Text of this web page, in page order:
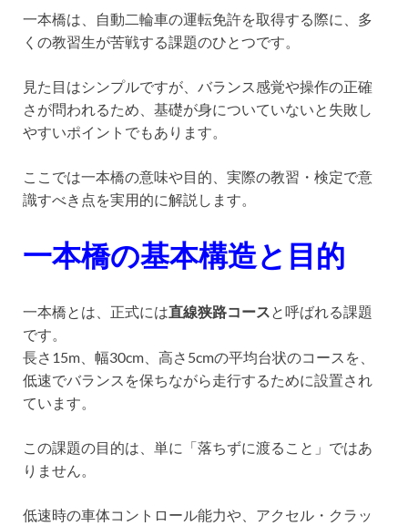
一本橋は、自動二輪車の運転免許を取得する際に、多
くの教習生が苦戦する課題のひとつです。
見た目はシンプルですが、バランス感覚や操作の正確
さが問われるため、基礎が身についていないと失敗し
やすいポイントでもあります。
ここでは一本橋の意味や目的、実際の教習・検定で意
識すべき点を実用的に解説します。
一本橋の基本構造と目的
一本橋とは、正式には直線狭路コースと呼ばれる課題
です。
長さ15m、幅30cm、高さ5cmの平均台状のコースを、
低速でバランスを保ちながら走行するために設置され
ています。
この課題の目的は、単に「落ちずに渡ること」ではあ
りません。
低速時の車体コントロール能力や、アクセル・クラッ